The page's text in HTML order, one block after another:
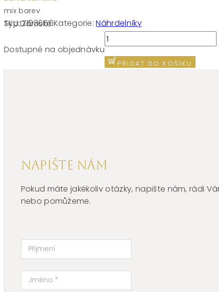
mix barev
SKU:Z103656Kategorie:Náhrdelníky
Typ:Dámské
Dostupné na objednávku
Řetízek
ankr
bílé
zlato
PŘIDAT DO KOŠÍKU
Napište nám
Pokud máte jakékoliv otázky, napište nám, rádi
nebo pomůžeme.